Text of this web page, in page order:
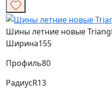
Шины летние новые
Ширина155
Профиль80
РадиусR13